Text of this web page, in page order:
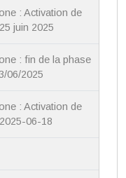
: Activation de
juin 2025
: fin de la phase
06/2025
: Activation de
06-18